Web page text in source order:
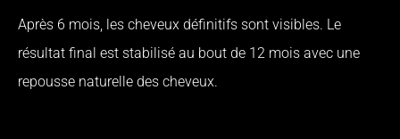
Après 6 mois, les cheveux définitifs sont visibles. Le
résultat final est stabilisé au bout de 12 mois avec une
repousse naturelle des cheveux.